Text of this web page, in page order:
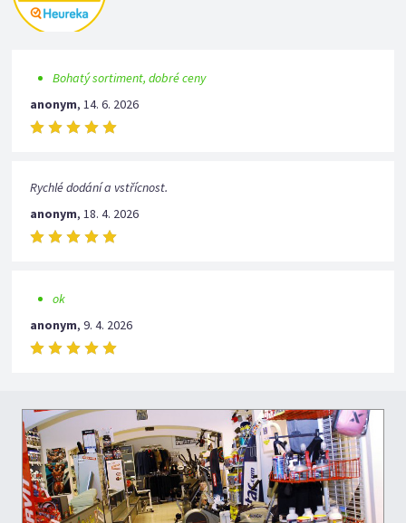
Bohatý sortiment, dobré ceny
anonym,14. 6. 2026
Rychlé dodání a vstřícnost.
anonym,18. 4. 2026
ok
anonym,9. 4. 2026